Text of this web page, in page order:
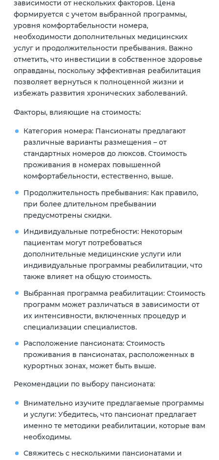
зависимости от нескольких факторов. Цена
формируется с учетом выбранной программы,
уровня комфортабельности номера,
необходимости дополнительных медицинских
услуг и продолжительности пребывания. Важно
отметить, что инвестиции в собственное здоровье
оправданы, поскольку эффективная реабилитация
позволяет вернуться к полноценной жизни и
избежать развития хронических заболеваний.
Факторы, влияющие на стоимость:
Категория номера:Пансионаты предлагают
различные варианты размещения – от
стандартных номеров до люксов. Стоимость
проживания в номерах повышенной
комфортабельности, естественно, выше.
Продолжительность пребывания:Как правило,
при более длительном пребывании
предусмотрены скидки.
Индивидуальные потребности:Некоторым
пациентам могут потребоваться
дополнительные медицинские услуги или
индивидуальные программы реабилитации, что
также влияет на общую стоимость.
Выбранная программа реабилитации:Стоимость
программ может различаться в зависимости от
их интенсивности, включенных процедур и
специализации специалистов.
Расположение пансионата:Стоимость
проживания в пансионатах, расположенных в
курортных зонах, может быть выше.
Рекомендации по выбору пансионата:
Внимательно изучите предлагаемые программы
и услуги:Убедитесь, что пансионат предлагает
именно те методики реабилитации, которые вам
необходимы.
Свяжитесь с несколькими пансионатами и